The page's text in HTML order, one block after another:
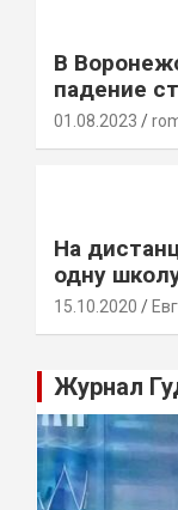
В
падение
01.08.2023
На
одну
15.10.2020
Журнал